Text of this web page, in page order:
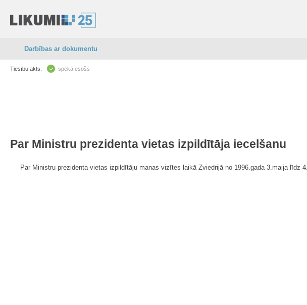
Darbības ar dokumentu
Tiesību akts: spēkā esošs
Par Ministru prezidenta vietas izpildītāja iecelšanu
Par Ministru prezidenta vietas izpildītāju manas vizītes laikā Zviedrijā no 1996.gada 3.maija